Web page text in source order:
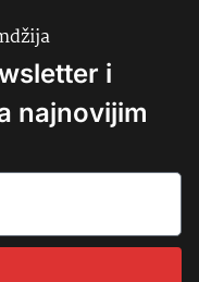
i
najnovijim